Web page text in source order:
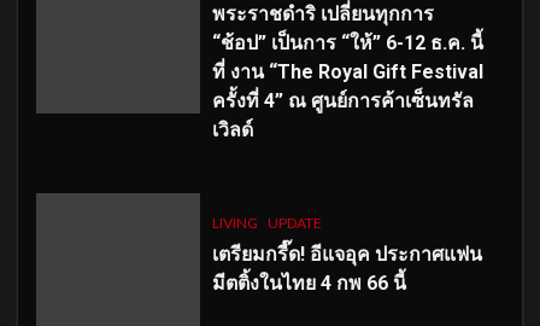
พระราชดำริ เปลี่ยนทุกการ
“ช้อป” เป็นการ “ให้” 6-12 ธ.ค. นี้
ที่ งาน “The Royal Gift Festival
ครั้งที่ 4” ณ ศูนย์การค้าเซ็นทรัล
เวิลด์
LIVING UPDATE
เตรียมกรี๊ด! อีแจอุค ประกาศแฟน
มีตติ้งในไทย 4 กพ 66 นี้